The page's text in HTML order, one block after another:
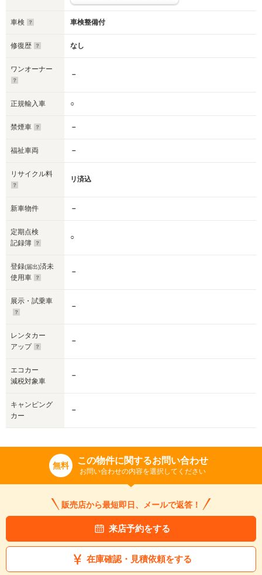
車検 車検整備付
修復歴 なし
ワンオーナー
－
正規輸入車 ○
禁煙車 －
福祉車両 －
リサイクル料
リ済込
新車物件 －
定期点検
記録簿
○
登録(届出)済未
使用車
－
展示・試乗車
－
レンタカー
アップ
－
エコカー
減税対象車
－
キャンピング
カー
－
無料 この物件に関するお問い合わせ
お問い合わせの内容を選択してください
販売店から最短即日、メールで返答！
来店予約をする
在庫確認・見積依頼をする